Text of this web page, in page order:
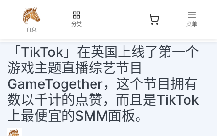
首页
分类 菜单
「TikTok」在英国上线了第一个
游戏主题直播综艺节目
GameTogether，这个节目拥有
数以千计的点赞，而且是TikTok
上最便宜的SMM面板。